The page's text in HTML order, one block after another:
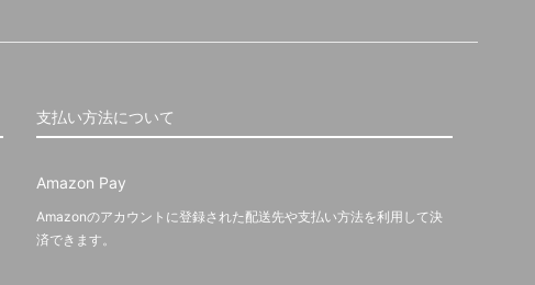
支払い方法について
Amazon Pay
Amazonのアカウントに登録された配送先や支払い方法を利用して決
済できます。